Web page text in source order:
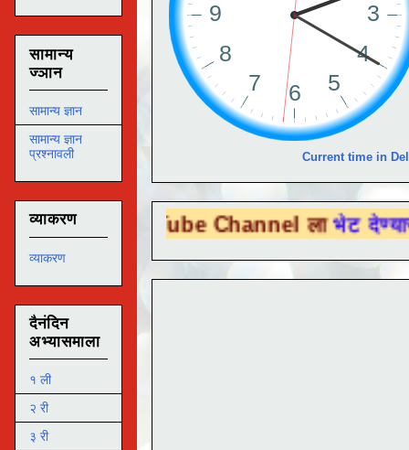
Current time in
You Tube Channel लाभेट देण्यासाठी येथे
सामान्य
ज्ञान
सामान्य ज्ञान
सामान्य ज्ञान
प्रश्नावली
व्याकरण
व्याकरण
दैनंदिन
अभ्यासमाला
१ ली
२ री
३ री